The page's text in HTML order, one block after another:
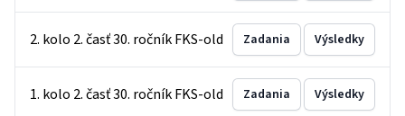
2. kolo 2. časť 30. ročník FKS-old Zadania Výsledky
1. kolo 2. časť 30. ročník FKS-old Zadania Výsledky